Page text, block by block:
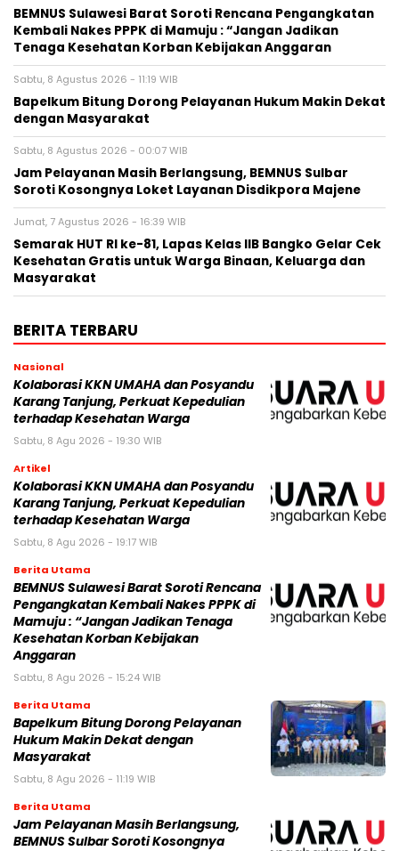
BEMNUS Sulawesi Barat Soroti Rencana Pengangkatan
Kembali Nakes PPPK di Mamuju : “Jangan Jadikan
Tenaga Kesehatan Korban Kebijakan Anggaran
Sabtu, 8 Agustus 2026 - 11:19 WIB
Bapelkum Bitung Dorong Pelayanan Hukum Makin Dekat
dengan Masyarakat
Sabtu, 8 Agustus 2026 - 00:07 WIB
Jam Pelayanan Masih Berlangsung, BEMNUS Sulbar
Soroti Kosongnya Loket Layanan Disdikpora Majene
Jumat, 7 Agustus 2026 - 16:39 WIB
Semarak HUT RI ke-81, Lapas Kelas IIB Bangko Gelar Cek
Kesehatan Gratis untuk Warga Binaan, Keluarga dan
Masyarakat
BERITA TERBARU
Nasional
Kolaborasi KKN UMAHA dan Posyandu
Karang Tanjung, Perkuat Kepedulian
terhadap Kesehatan Warga
Sabtu, 8 Agu 2026 - 19:30 WIB
Artikel
Kolaborasi KKN UMAHA dan Posyandu
Karang Tanjung, Perkuat Kepedulian
terhadap Kesehatan Warga
Sabtu, 8 Agu 2026 - 19:17 WIB
Berita Utama
BEMNUS Sulawesi Barat Soroti Rencana
Pengangkatan Kembali Nakes PPPK di
Mamuju : “Jangan Jadikan Tenaga
Kesehatan Korban Kebijakan
Anggaran
Sabtu, 8 Agu 2026 - 15:24 WIB
Berita Utama
Bapelkum Bitung Dorong Pelayanan
Hukum Makin Dekat dengan
Masyarakat
Sabtu, 8 Agu 2026 - 11:19 WIB
Berita Utama
Jam Pelayanan Masih Berlangsung,
BEMNUS Sulbar Soroti Kosongnya